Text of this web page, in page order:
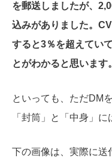
を郵送しましたが、
込みがありました。
すると3％を超えてい
とがわかると思います。
といっても、ただDM
「封筒」と「中身」に
下の画像は、実際に